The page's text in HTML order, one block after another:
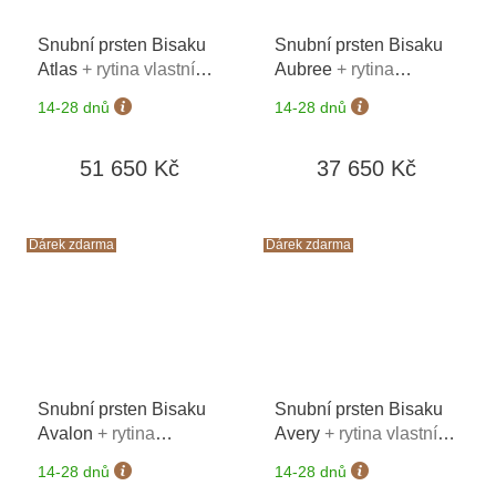
Snubní prsten Bisaku
Atlas + rytina vlastního
textu na oba prsteny*
14-28 dnů
51 650 Kč
Snubní prsten Bisaku
Aubree + rytina
vlastního textu na oba
prsteny*
14-28 dnů
37 650 Kč
Dárek zdarma
Snubní prsten Bisaku
Avalon + rytina
vlastního textu na oba
prsteny*
14-28 dnů
Dárek zdarma
Snubní prsten Bisaku
Avery + rytina vlastního
textu na oba prsteny*
14-28 dnů